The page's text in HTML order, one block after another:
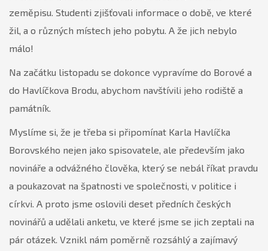
zeměpisu. Studenti zjišťovali informace o době, ve které
žil, a o různých místech jeho pobytu. A že jich nebylo
málo!
Na začátku listopadu se dokonce vypravíme do Borové a
do Havlíčkova Brodu, abychom navštívili jeho rodiště a
památník.
Myslíme si, že je třeba si připomínat Karla Havlíčka
Borovského nejen jako spisovatele, ale především jako
novináře a odvážného člověka, který se nebál říkat pravdu
a poukazovat na špatnosti ve společnosti, v politice i
církvi. A proto jsme oslovili deset předních českých
novinářů a udělali anketu, ve které jsme se jich zeptali na
pár otázek. Vznikl nám poměrně rozsáhlý a zajímavý